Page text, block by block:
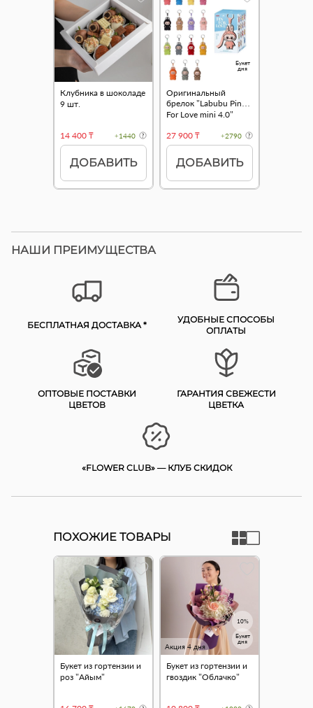
Клубника в шоколаде
9 шт.
14 400 ₸ +1440
ДОБАВИТЬ
Букет
дня
Оригинальный
брелок "Labubu Pin
For Love mini 4.0"
27 900 ₸
+2790
ДОБАВИТЬ
НАШИ ПРЕИМУЩЕСТВА
БЕСПЛАТНАЯ ДОСТАВКА *
УДОБНЫЕ СПОСОБЫ
ОПЛАТЫ
ОПТОВЫЕ ПОСТАВКИ
ЦВЕТОВ
ГАРАНТИЯ СВЕЖЕСТИ
ЦВЕТКА
«FLOWER CLUB» — КЛУБ СКИДОК
ПОХОЖИЕ ТОВАРЫ
Букет из гортензии и
роз "Айым"
Акция 4 дня
10%
Букет
дня
Букет из гортензии и
гвоздик "Облачко"